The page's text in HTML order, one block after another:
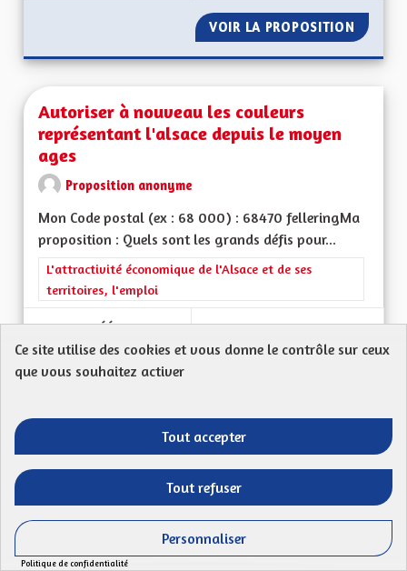
VOIR LA PROPOSITION
Autoriser à nouveau les couleurs
représentant l'alsace depuis le moyen
ages
Proposition anonyme
Mon Code postal (ex : 68 000) : 68470 felleringMa
proposition : Quels sont les grands défis pour...
Filtrer les résultats de la catégorie : L'attractivité
L'attractivité économique de l'Alsace et de ses
territoires, l'emploi
CRÉÉ LE
29/05/2023
49 49 ABONNÉS
SUIVRE
AUTORISER À
Atouts et handicaps
Proposition anonyme
Ce site utilise des cookies et vous donne le contrôle sur ceux
que vous souhaitez activer
Tout accepter
Tout refuser
Personnaliser
Politique de confidentialité